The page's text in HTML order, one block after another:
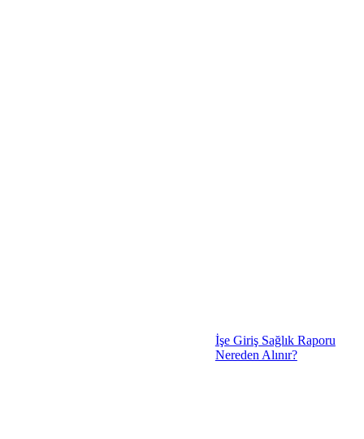
İşe Giriş Sağlık Raporu
Nereden Alınır?